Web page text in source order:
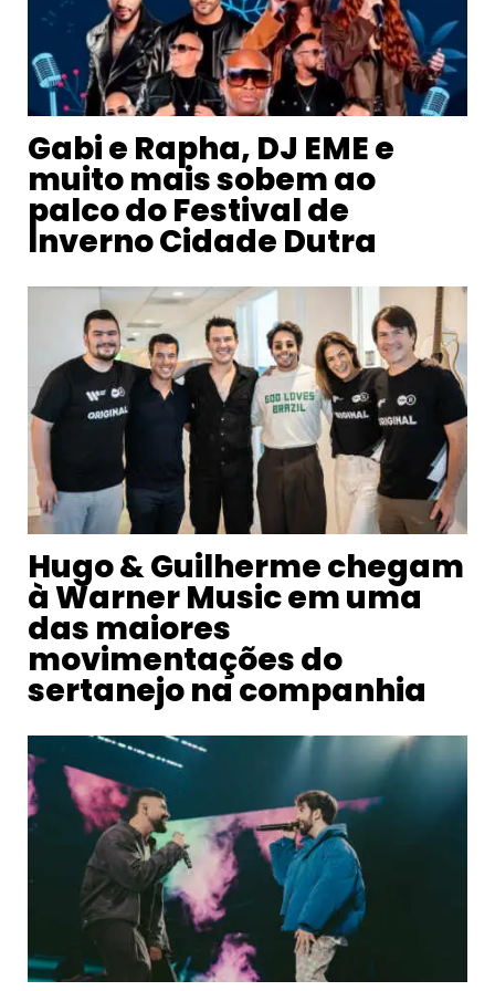
Gabi e Rapha, DJ EME e
muito mais sobem ao
palco do Festival de
Inverno Cidade Dutra
Hugo & Guilherme chegam
à Warner Music em uma
das maiores
movimentações do
sertanejo na companhia